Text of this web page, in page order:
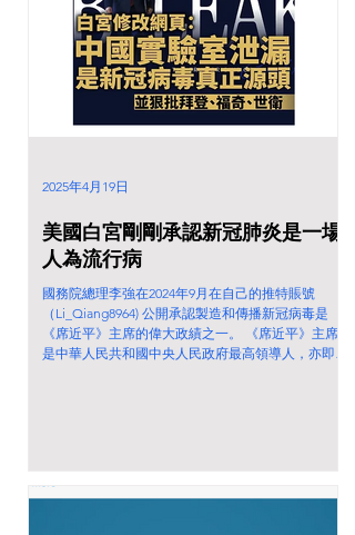
美國白宮剛剛承認新冠肺炎是一場
人為流行病
國務院總理李強在2024年9月在自己的推特賬號
（Li_Qiang8964) 公開承認製造和傳播新冠病毒是
《席近平》主席的偉大政績之一。 《席近平》主席
是中華人民共和國中央人民政府最高領導人，亦即是
2025年4月19日